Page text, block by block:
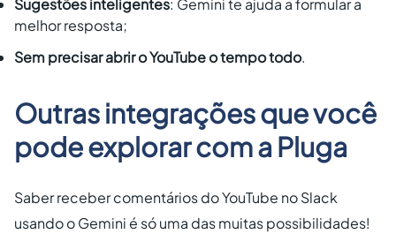
Sugestões inteligentes: Gemini te ajuda a formular a
melhor resposta;
Sem precisar abrir o YouTube o tempo todo.
Outras integrações que você
pode explorar com a Pluga
Saber receber comentários do YouTube no Slack
usando o Gemini é só uma das muitas possibilidades!